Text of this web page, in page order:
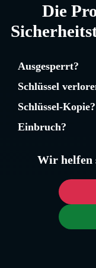
Die
Ausgesperrt?
Schlüssel
Schlüssel-Kopie?
Einbruch?
Wir helfen